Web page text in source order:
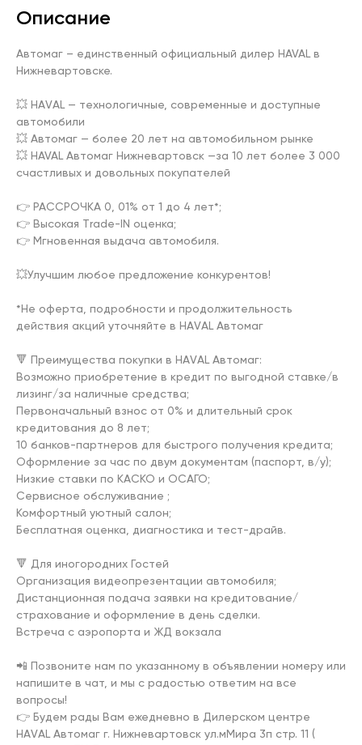
Описание
Автомаг – единственный официальный дилер HAVAL в
Нижневартовске.
💥 HАVАL — технологичные, современные и доступные
автомобили
💥 Автомаг — более 20 лет на автомобильном рынке
💥 HAVAL Автомаг Нижневартовск —за 10 лет более 3 000
счастливых и довольных покупателей
👉 РАССРОЧКА 0, 01% от 1 до 4 лет*;
👉 Высокая Тrаdе-IN оценка;
👉 Мгновенная выдача автомобиля.
💥Улучшим любое предложение конкурентов!
*Не оферта, подробности и продолжительность
действия акций уточняйте в НАVАL Автомаг
🔻 Преимущества покупки в НАVАL Автомаг:
️Возможно приобретение в кредит по выгодной ставке/в
лизинг/за наличные средства;
️Первоначальный взнос от 0% и длительный срок
кредитования до 8 лет;
️10 банков-партнеров для быстрого получения кредита;
️Оформление за час по двум документам (паспорт, в/у);
️Низкие ставки по КАСКО и ОСАГО;
️Сервисное обслуживание ;
️Комфортный уютный салон;
️Беcплaтная оценка, диaгнocтика и тест-драйв.
🔻 Для иногородних Гостей
️Организация видеопрезентации автомобиля;
️Дистанционная подача заявки на кредитование/
страхование и оформление в день сделки.
️Встреча с аэропорта и ЖД вокзала
📲 Позвоните нам по указанному в объявлении номеру или
напишите в чат, и мы с радостью ответим на все
вопросы!
👉 Будем рады Вам ежедневно в Дилерском центре
НАVАL Автомаг г. Нижневартовск ул.мМира 3п стр. 11 (